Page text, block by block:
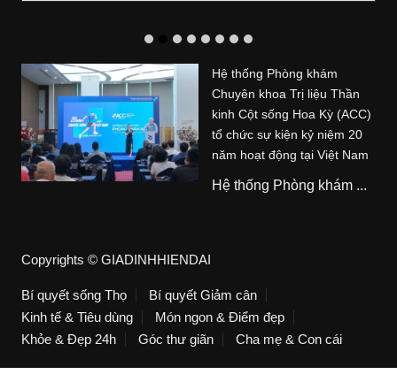
Hệ thống Phòng khám
Chuyên khoa Trị liệu Thần
kinh Cột sống Hoa Kỳ (ACC)
tổ chức sự kiện kỷ niệm 20
năm hoạt động tại Việt Nam
Hệ thống Phòng khám ...
Copyrights © GIADINHHIENDAI
Bí quyết sống Thọ
Bí quyết Giảm cân
Kinh tế & Tiêu dùng
Món ngon & Điểm đẹp
Khỏe & Đẹp 24h
Góc thư giãn Cha mẹ & Con cái